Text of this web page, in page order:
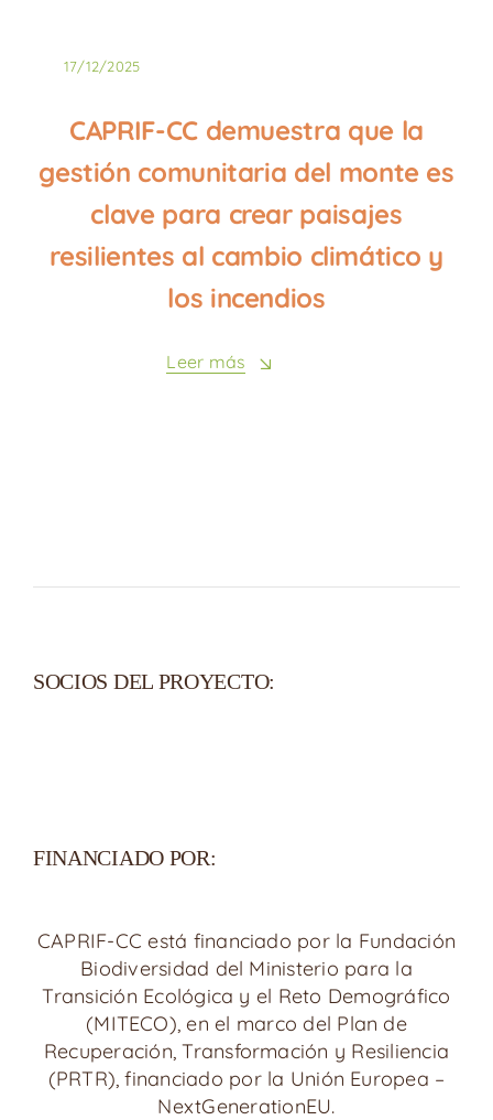
17/12/2025
CAPRIF-CC demuestra que la
gestión comunitaria del monte es
clave para crear paisajes
resilientes al cambio climático y
los incendios
Leer más
SOCIOS DEL PROYECTO:
FINANCIADO POR:
CAPRIF-CC está financiado por la Fundación
Biodiversidad del Ministerio para la
Transición Ecológica y el Reto Demográfico
(MITECO), en el marco del Plan de
Recuperación, Transformación y Resiliencia
(PRTR), financiado por la Unión Europea –
NextGenerationEU.